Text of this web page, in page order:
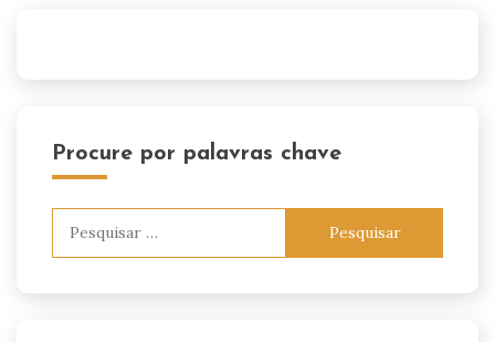
Procure por palavras chave